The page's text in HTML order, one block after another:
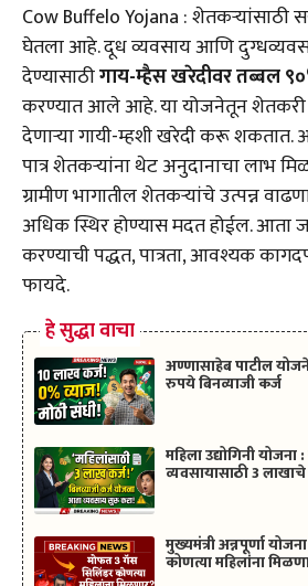
Cow Buffelo Yojana : शेतकऱ्यांसाठी
घेतला आहे. दूध व्यवसाय आणि
देण्यासाठीगाय-म्हैस खरेदीवर तब्बल
करण्यात आले आहे. या योजनेतून शेतकरी
देणाऱ्या गायी-म्हशी खरेदी करू शकतात.
पात्र शेतकऱ्यांना थेट अनुदानाचा लाभ
ग्रामीण भागातील शेतकऱ्यांचे उत्पन्न
अधिक स्थिर होण्यास मदत होईल. आता
करण्याची पद्धत, पात्रता, आवश्यक
फायदे.
हे सुद्धा वाचा
अण्णासाहेब पाटील
रुपये बिनव्याजी कर्ज
महिला उद्योगिनी
व्यवसायासाठी 3
मुख्यमंत्री अन्नपूर्णा
कोणत्या महिलांना